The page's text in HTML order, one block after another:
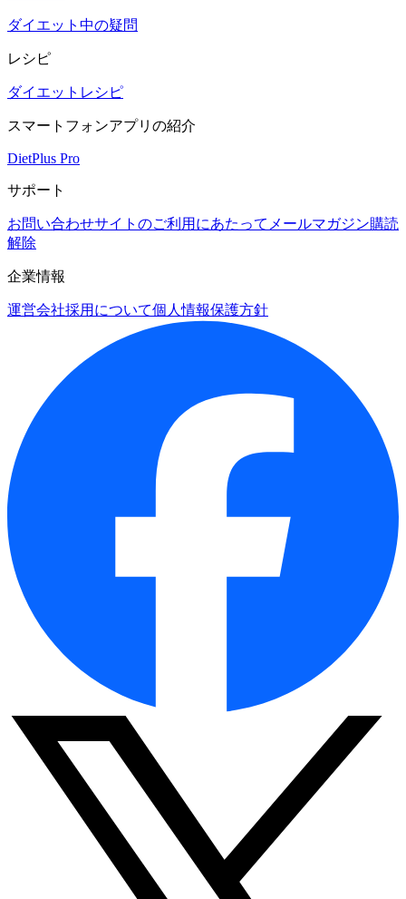
ダイエット中の疑問
レシピ
ダイエットレシピ
スマートフォンアプリの紹介
DietPlus Pro
サポート
お問い合わせサイトのご利用にあたって メールマガジン購読
解除
企業情報
運営会社採用について個人情報保護方針